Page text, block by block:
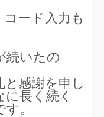
ード入力も
続いたの
感謝を申し
長く続く
。